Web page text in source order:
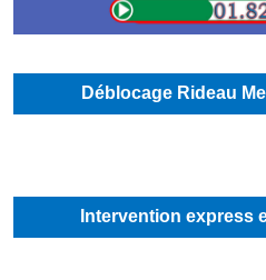
Déblocage Rideau
Intervention express